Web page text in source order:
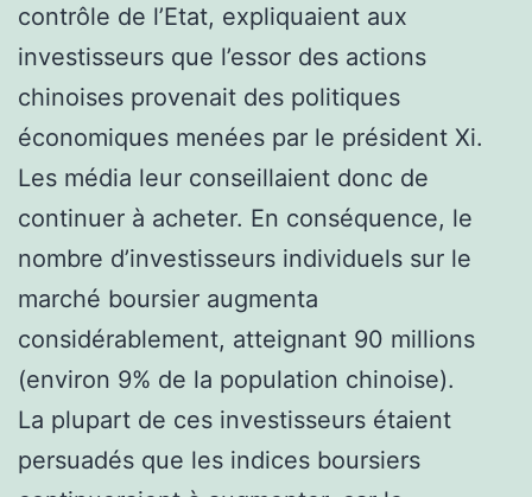
contrôle de l’Etat, expliquaient aux
investisseurs que l’essor des actions
chinoises provenait des politiques
économiques menées par le président Xi.
Les média leur conseillaient donc de
continuer à acheter. En conséquence, le
nombre d’investisseurs individuels sur le
marché boursier augmenta
considérablement, atteignant 90 millions
(environ 9% de la population chinoise).
La plupart de ces investisseurs étaient
persuadés que les indices boursiers